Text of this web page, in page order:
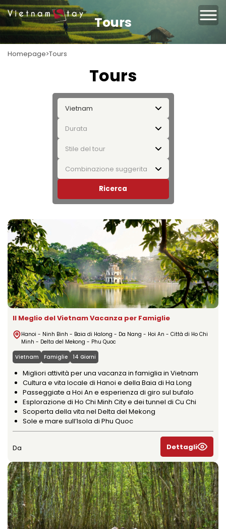
Tours
Homepage Tours
Tours
Vietnam
Durata
Stile del tour
Combinazione suggerita
Ricerca
Il Meglio del Vietnam Vacanza per Famiglie
Hanoi - Ninh Binh - Baia di Halong - Da Nang - Hoi An - Città di Ho Chi
Minh - Delta del Mekong - Phu Quoc
Vietnam
Famiglie 14 Giorni
Migliori attività per una vacanza in famiglia in Vietnam
Cultura e vita locale di Hanoi e della Baia di Ha Long
Passeggiate a Hoi An e esperienza di giro sul bufalo
Esplorazione di Ho Chi Minh City e dei tunnel di Cu Chi
Scoperta della vita nel Delta del Mekong
Sole e mare sull’Isola di Phu Quoc
Da Dettagli